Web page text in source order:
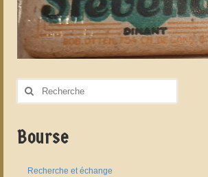
Rechercher
Bourse
Recherche et échange